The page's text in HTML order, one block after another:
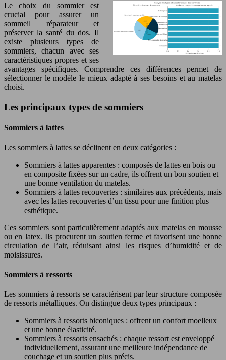
Le choix du sommier est
crucial pour assurer un
sommeil réparateur et
préserver la santé du dos. Il
existe plusieurs types de
sommiers, chacun avec ses
caractéristiques propres et ses
avantages spécifiques. Comprendre ces différences permet de
sélectionner le modèle le mieux adapté à ses besoins et au matelas
choisi.
Les principaux types de sommiers
Sommiers à lattes
Les sommiers à lattes se déclinent en deux catégories :
Sommiers à lattes apparentes : composés de lattes en bois ou
en composite fixées sur un cadre, ils offrent un bon soutien et
une bonne ventilation du matelas.
Sommiers à lattes recouvertes : similaires aux précédents, mais
avec les lattes recouvertes d’un tissu pour une finition plus
esthétique.
Ces sommiers sont particulièrement adaptés aux matelas en mousse
ou en latex. Ils procurent un soutien ferme et favorisent une bonne
circulation de l’air, réduisant ainsi les risques d’humidité et de
moisissures.
Sommiers à ressorts
Les sommiers à ressorts se caractérisent par leur structure composée
de ressorts métalliques. On distingue deux types principaux :
Sommiers à ressorts biconiques : offrent un confort moelleux
et une bonne élasticité.
Sommiers à ressorts ensachés : chaque ressort est enveloppé
individuellement, assurant une meilleure indépendance de
couchage et un soutien plus précis.